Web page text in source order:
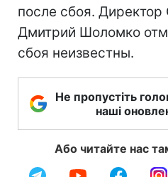
после сбоя. Директор
Дмитрий Шоломко
сбоя неизвестны.
Не пропустіть
наші
Або читайте нас